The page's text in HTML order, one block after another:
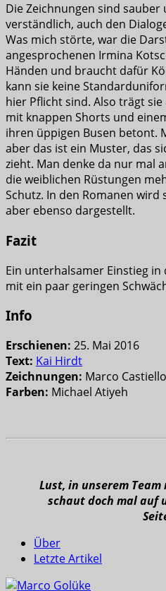
Die Zeichnungen sind sauber
verständlich, auch den
Was mich störte, war die
angesprochenen Irmina
Händen und braucht dafür
kann sie keine
hier Pflicht sind. Also trägt
mit knappen Shorts und
ihren üppigen Busen betont.
aber das ist ein Muster, das
zieht. Man denke da nur mal
die weiblichen Rüstungen
Schutz. In den Romanen
aber ebenso dargestellt.
Fazit
Ein unterhalsamer Einstieg in
mit ein paar geringen
Info
Erschienen: 25. Mai 2016
Text: Kai Hirdt
Zeichnungen: Marco Castiello
Farben: Michael Atiyeh
Lust, in unserem
schaut doch mal auf
Über
Letzte Artikel